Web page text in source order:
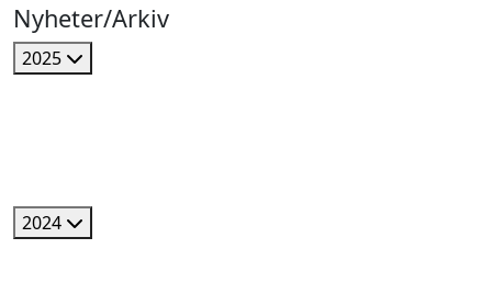
Nyheter/Arkiv
2025
2024